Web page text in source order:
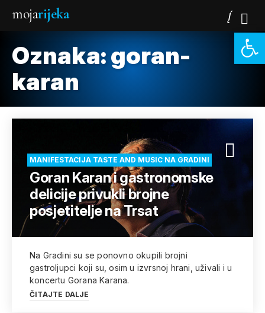
mojarijeka
Oznaka:goran-
karan
MANIFESTACIJA TASTE AND MUSIC NA GRADINI
Goran Karan i gastronomske
delicije privukli brojne
posjetitelje na Trsat
Na Gradini su se ponovno okupili brojni
gastroljupci koji su, osim u izvrsnoj hrani, uživali i u
koncertu Gorana Karana.
ČITAJTE DALJE